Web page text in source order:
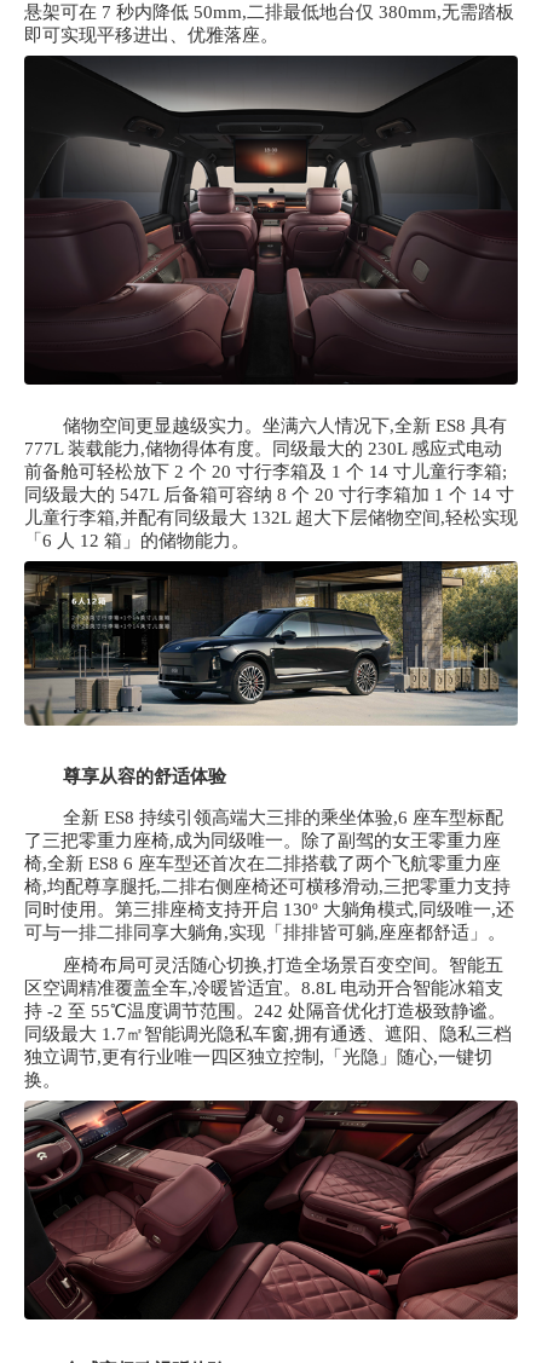
悬架可在 7 秒内降低 50mm,二排最低地台仅 380mm,无需踏板
即可实现平移进出、优雅落座。
储物空间更显越级实力。坐满六人情况下,全新 ES8 具有
777L 装载能力,储物得体有度。同级最大的 230L 感应式电动
前备舱可轻松放下 2 个 20 寸行李箱及 1 个 14 寸儿童行李箱;
同级最大的 547L 后备箱可容纳 8 个 20 寸行李箱加 1 个 14 寸
儿童行李箱,并配有同级最大 132L 超大下层储物空间,轻松实现
「6 人 12 箱」的储物能力。
尊享从容的舒适体验
全新 ES8 持续引领高端大三排的乘坐体验,6 座车型标配
了三把零重力座椅,成为同级唯一。除了副驾的女王零重力座
椅,全新 ES8 6 座车型还首次在二排搭载了两个飞航零重力座
椅,均配尊享腿托,二排右侧座椅还可横移滑动,三把零重力支持
同时使用。第三排座椅支持开启 130º 大躺角模式,同级唯一,还
可与一排二排同享大躺角,实现「排排皆可躺,座座都舒适」。
座椅布局可灵活随心切换,打造全场景百变空间。智能五
区空调精准覆盖全车,冷暖皆适宜。 8.8L 电动开合智能冰箱支
持 -2 至 55℃温度调节范围。242 处隔音优化打造极致静谧。
同级最大 1.7㎡智能调光隐私车窗,拥有通透、遮阳、隐私三档
独立调节,更有行业唯一四区独立控制,「光隐」随心,一键切
换。